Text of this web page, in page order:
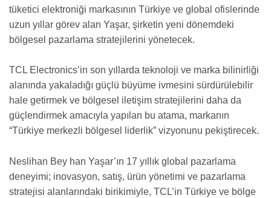
tüketici elektroniği markasının Türkiye ve global ofislerinde
uzun yıllar görev alan Yaşar, şirketin yeni dönemdeki
bölgesel pazarlama stratejilerini yönetecek.
TCL Electronics’in son yıllarda teknoloji ve marka bilinirliği
alanında yakaladığı güçlü büyüme ivmesini sürdürülebilir
hale getirmek ve bölgesel iletişim stratejilerini daha da
güçlendirmek amacıyla yapılan bu atama, markanın
“Türkiye merkezli bölgesel liderlik” vizyonunu pekiştirecek.
Neslihan Bey han Yaşar’ın 17 yıllık global pazarlama
deneyimi; inovasyon, satış, ürün yönetimi ve pazarlama
stratejisi alanlarındaki birikimiyle, TCL’in Türkiye ve bölge